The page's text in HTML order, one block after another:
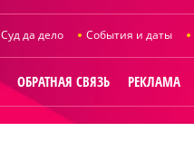
Суд да дело События и даты
ОБРАТНАЯ СВЯЗЬ РЕКЛАМА